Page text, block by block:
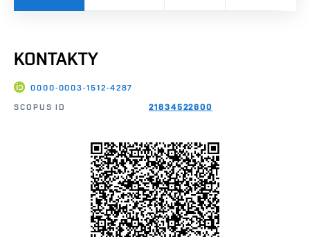
KONTAKTY
0000-0003-1512-4287
SCOPUS ID 21834522600